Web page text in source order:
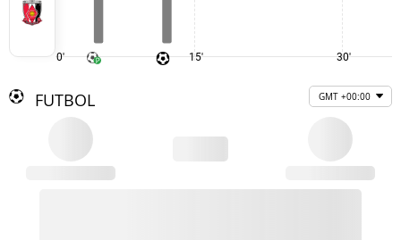
0' 15' 30'
FUTBOL GMT +00:00